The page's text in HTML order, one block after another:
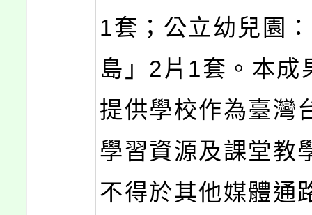
1套；公立幼兒園
島」2片1套。本成
提供學校作為臺灣
學習資源及課堂教
不得於其他媒體通